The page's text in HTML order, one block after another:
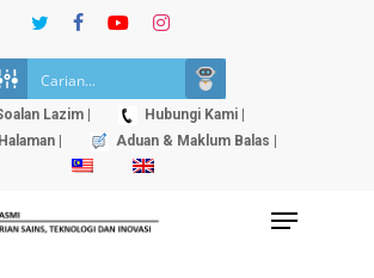
twitterfacebookyoutubeinstagram
Lazim |
Hubungi Kami |
|
Aduan & Maklum Balas |
Menu